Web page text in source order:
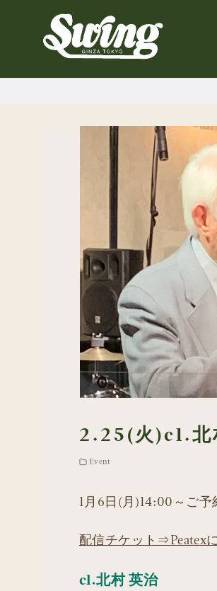
2.25(火)cl.
Event
1月6日(月)14:00～ご予
配信チケット⇒Peatex
cl.北村 英治